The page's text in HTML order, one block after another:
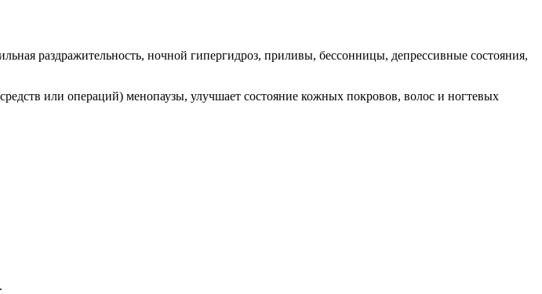
раздражительность, ночной гипергидроз, приливы, бессонницы, депрессивные состояния,
или операций) менопаузы, улучшает состояние кожных покровов, волос и ногтевых